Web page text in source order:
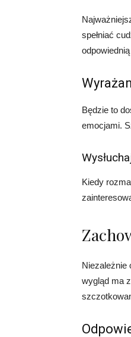
spełniać
Będzie to
emocjami.
Kiedy
Niezależnie
wygląd ma